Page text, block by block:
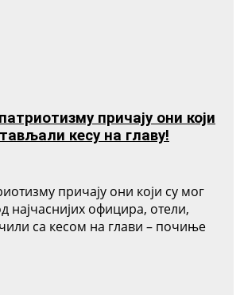
причају они који
кесу на главу!
причају они који су мог
најчаснијих официра, отели,
са кесом на глави – почиње